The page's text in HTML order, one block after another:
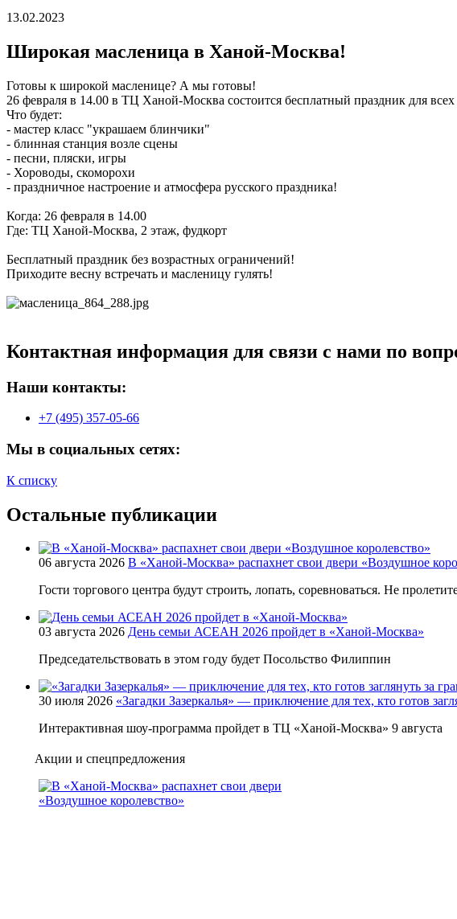
13.02.2023
Широкая масленица в Ханой-Москва!
Готовы к широкой масленице? А мы готовы!
26 февраля в 14.00 в ТЦ Ханой-Москва состоится бесплатный праздник для
Что будет:
- мастер класс "украшаем блинчики"
- блинная станция возле сцены
- песни, пляски, игры
- Хороводы, скоморохи
- праздничное настроение и атмосфера русского праздника!
Когда: 26 февраля в 14.00
Где: ТЦ Ханой-Москва, 2 этаж, фудкорт
Бесплатный праздник без возрастных ограничений!
Приходите весну встречать и масленицу гулять!
Контактная информация для связи с нами по
Наши контакты:
+7 (495) 357-05-66
Мы в социальных сетях:
К списку
Остальные публикации
06 августа 2026 В «Ханой-Москва» распахнет свои двери «Воздушное
Гости торгового центра будут строить, лопать, соревноваться. Не
03 августа 2026 День семьи АСЕАН 2026 пройдет в «Ханой-Москва»
Председательствовать в этом году будет Посольство Филиппин
30 июля 2026 «Загадки Зазеркалья» — приключение для тех, кто готов
Интерактивная шоу-программа пройдет в ТЦ «Ханой-Москва» 9 августа
Акции и спецпредложения